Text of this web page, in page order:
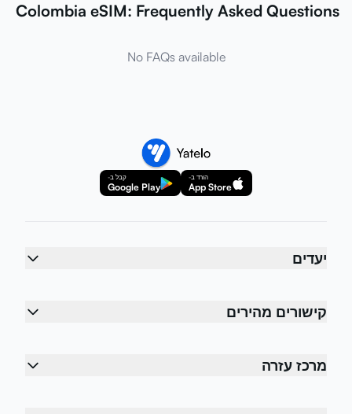
Colombia eSIM: Frequently Asked Questions
No FAQs available
הורד ב-
App Store
קבל ב-
Google Play
יעדים
קישורים מהירים
מרכז עזרה